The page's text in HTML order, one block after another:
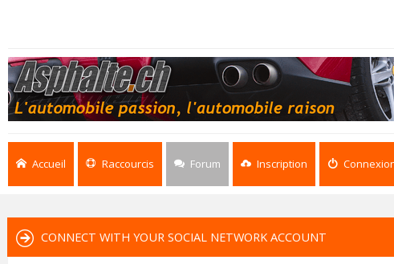
Accueil Raccourcis Forum Inscription
CONNECT WITH YOUR SOCIAL NETWORK ACCOUNT